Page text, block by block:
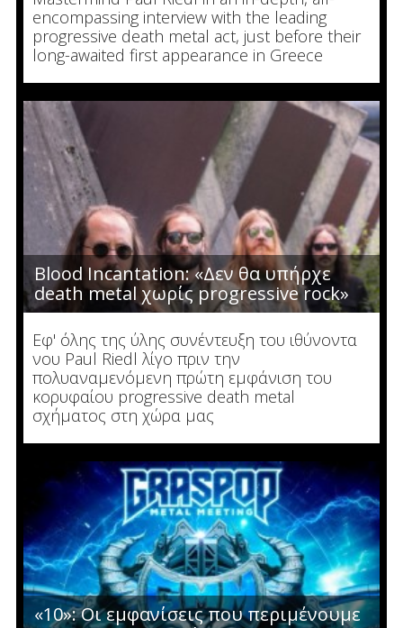
encompassing interview with the leading
progressive death metal act, just before their
long-awaited first appearance in Greece
Blood Incantation: «Δεν θα υπήρχε
death metal χωρίς progressive rock»
Εφ' όλης της ύλης συνέντευξη του ιθύνοντα
νου Paul Riedl λίγο πριν την
πολυαναμενόμενη πρώτη εμφάνιση του
κορυφαίου progressive death metal
σχήματος στη χώρα μας
«10»: Οι εμφανίσεις που περιμένουμε